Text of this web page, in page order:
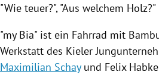
"Wie teuer?", "Aus welchem Holz?"
"my Bia" ist ein Fahrrad mit
Werkstatt des Kieler
Maximilian Schayund Felix